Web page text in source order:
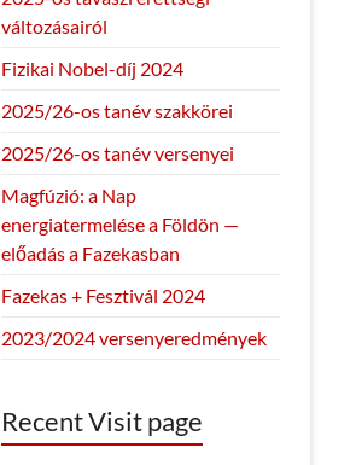
változásairól
Fizikai Nobel-díj 2024
2025/26-os tanév szakkörei
2025/26-os tanév versenyei
Magfúzió: a Nap
energiatermelése a Földön —
előadás a Fazekasban
Fazekas + Fesztivál 2024
2023/2024 versenyeredmények
Recent Visit page